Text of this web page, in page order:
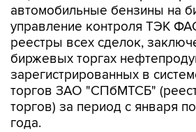
автомобильные бензины на
управление контроля ТЭК
реестры всех сделок,
биржевых торгах
зарегистрированных в
торгов ЗАО "СПбМТСБ"
торгов) за период с января
года.